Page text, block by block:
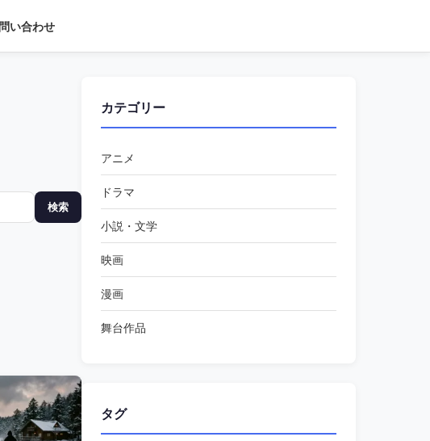
い合わせ
検索
カテゴリー
アニメ
ドラマ
小説・文学
映画
漫画
舞台作品
タグ